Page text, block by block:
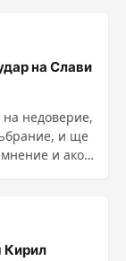
на Слави
недоверие,
и ще
и ако
Кирил